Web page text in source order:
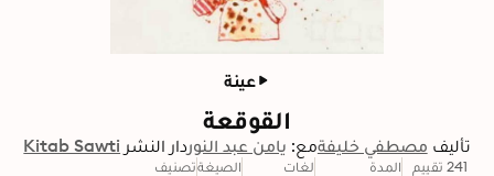
عينة
القوقعة
تأليف مصطفي خليفةمع: يامن عبد النوردار النشر Kitab Sawti
241 تقييم المدة لغات الصيغةتصنيف